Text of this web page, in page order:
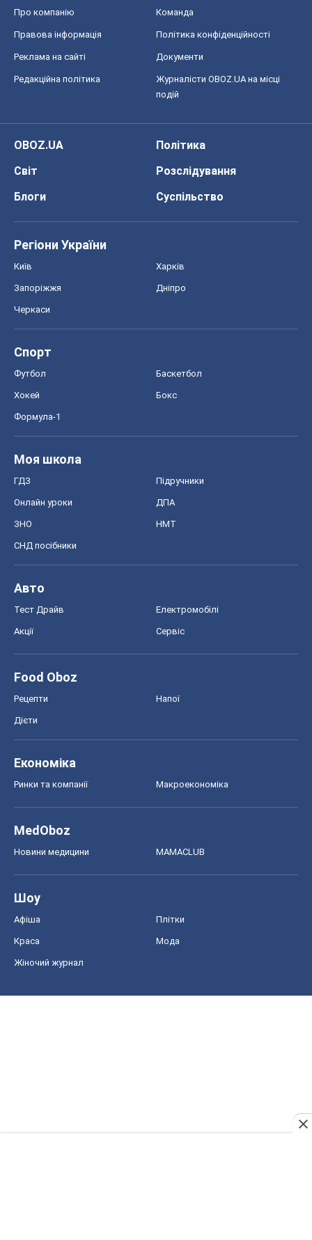
Про компанію Команда
Правова інформація Політика конфіденційності
Реклама на сайті Документи
Редакційна політика
Журналісти OBOZ.UA на місці
подій
OBOZ.UA
Політика
Світ
Розслідування
Блоги
Суспільство
Регіони України
Київ Харків
Запоріжжя Дніпро
Черкаси
Спорт
Футбол Баскетбол
Хокей Бокс
Формула-1
Моя школа
ГДЗ Підручники
Онлайн уроки ДПА
ЗНО НМТ
СНД посібники
Авто
Тест Драйв Електромобілі
Акції Сервіс
Food Oboz
Рецепти Напої
Дієти
Економіка
Ринки та компанії Макроекономіка
MedOboz
Новини медицини MAMACLUB
Шоу
Афіша Плітки
Краса Мода
Жіночий журнал